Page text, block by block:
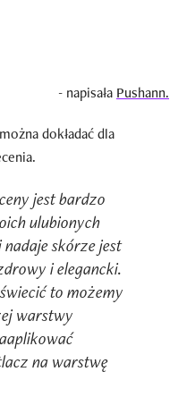
- napisała Pushann.
dokładać dla
jest bardzo
ulubionych
skórze jest
i elegancki.
to możemy
warstwy
na warstwę